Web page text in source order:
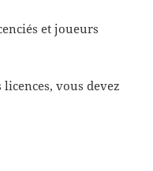
et joueurs
vous devez